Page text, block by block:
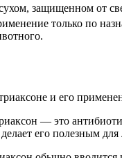
защищенном от
только по
и его
— это
его полезным